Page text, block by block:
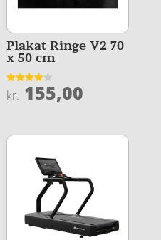
Plakat Ringe V2 70
x 50 cm
Vurderet
4
kr. 155,00